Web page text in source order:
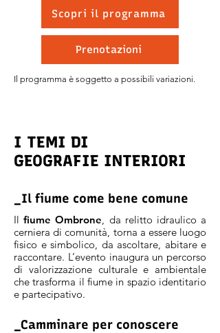
Scopri il programma
Prenotazioni
Il programma è soggetto a possibili variazioni.
I TEMI DI
GEOGRAFIE INTERIORI
_Il fiume come bene comune
Ilfiume Ombrone, da relitto idraulico a
cerniera di comunità, torna a essere luogo
fisico e simbolico, da ascoltare, abitare e
raccontare. L’evento inaugura un percorso
di valorizzazione culturale e ambientale
che trasforma il fiume in spazio identitario
e partecipativo.
_Camminare per conoscere